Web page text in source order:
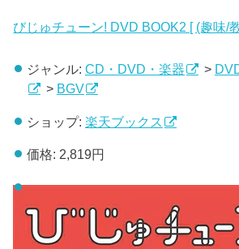
びじゅチューン! DVD BOOK2 [ (趣味/
ジャンル: CD・DVD・楽器 >
> BGV
ショップ: 楽天ブックス
価格: 2,819円